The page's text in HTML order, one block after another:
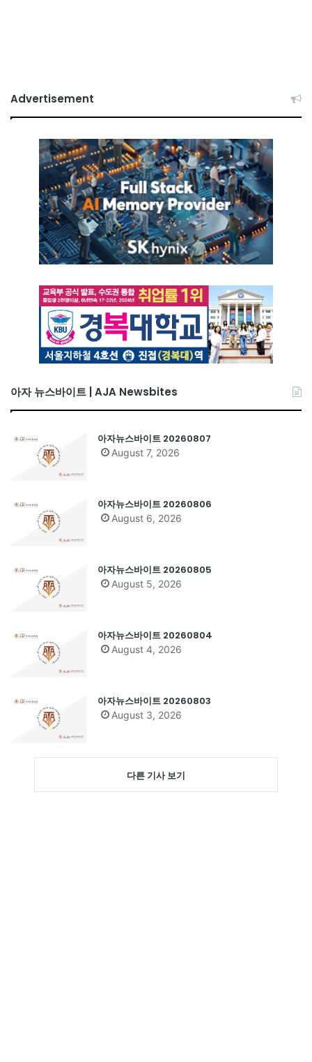
Advertisement
아자 뉴스바이트 | AJA Newsbites
아자뉴스바이트 20260807
August 7, 2026
아자뉴스바이트 20260806
August 6, 2026
아자뉴스바이트 20260805
August 5, 2026
아자뉴스바이트 20260804
August 4, 2026
아자뉴스바이트 20260803
August 3, 2026
다른 기사 보기